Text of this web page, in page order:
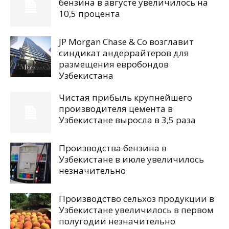
10,5 процента
JP Morgan Chase & Co возглавит
синдикат андеррайтеров для
размещения евробондов
Узбекистана
Чистая прибыль крупнейшего
производителя цемента в
Узбекистане выросла в 3,5 раза
Производства бензина в
Узбекистане в июле увеличилось
незначительно
Производство сельхоз продукции в
Узбекистане увеличилось в первом
полугодии незначительно